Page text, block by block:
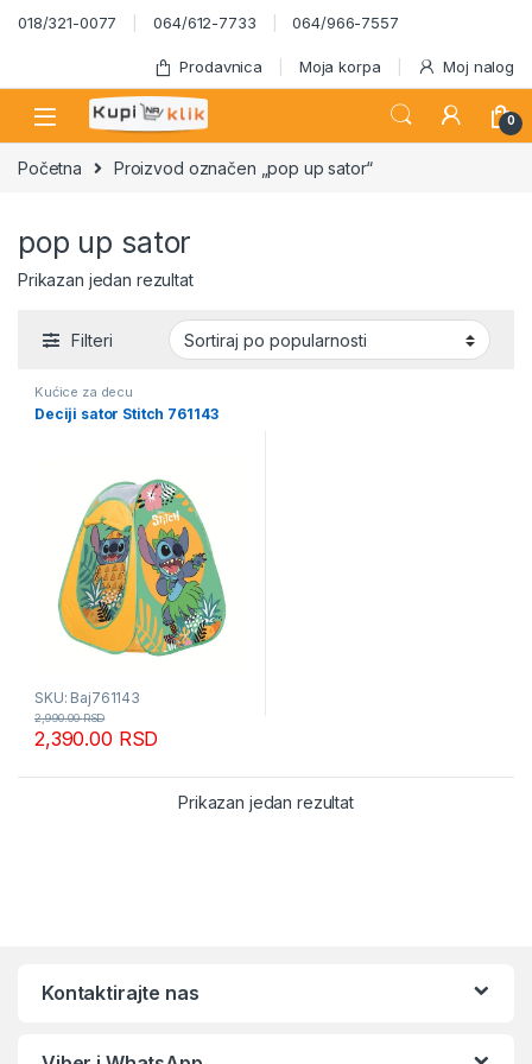
Skip to navigation
Skip to content
018/321-0077 064/612-7733 064/966-7557
Prodavnica Moja korpa Moj nalog
0
Početna Proizvod označen „pop up sator“
pop up sator
Prikazan jedan rezultat
Filteri
Kućice za decu
Deciji sator Stitch 761143
SKU: Baj761143
2,390.00 RSD
2,990.00RSD
Prikazan jedan rezultat
Kontaktirajte nas